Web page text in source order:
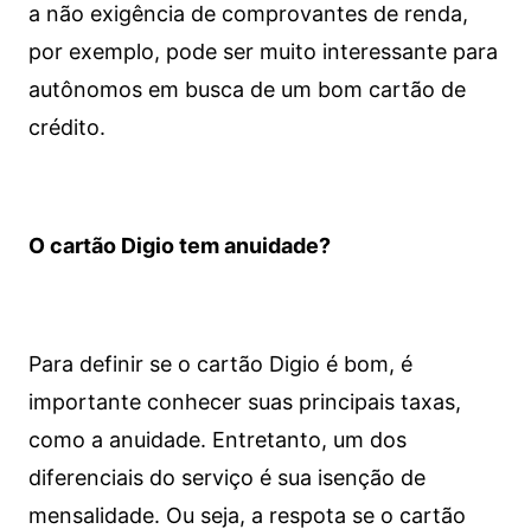
a não exigência de comprovantes de renda,
por exemplo, pode ser muito interessante para
autônomos em busca de um bom cartão de
crédito.
O cartão Digio tem anuidade?
Para definir se o cartão Digio é bom, é
importante conhecer suas principais taxas,
como a anuidade. Entretanto, um dos
diferenciais do serviço é sua isenção de
mensalidade. Ou seja, a respota se o cartão